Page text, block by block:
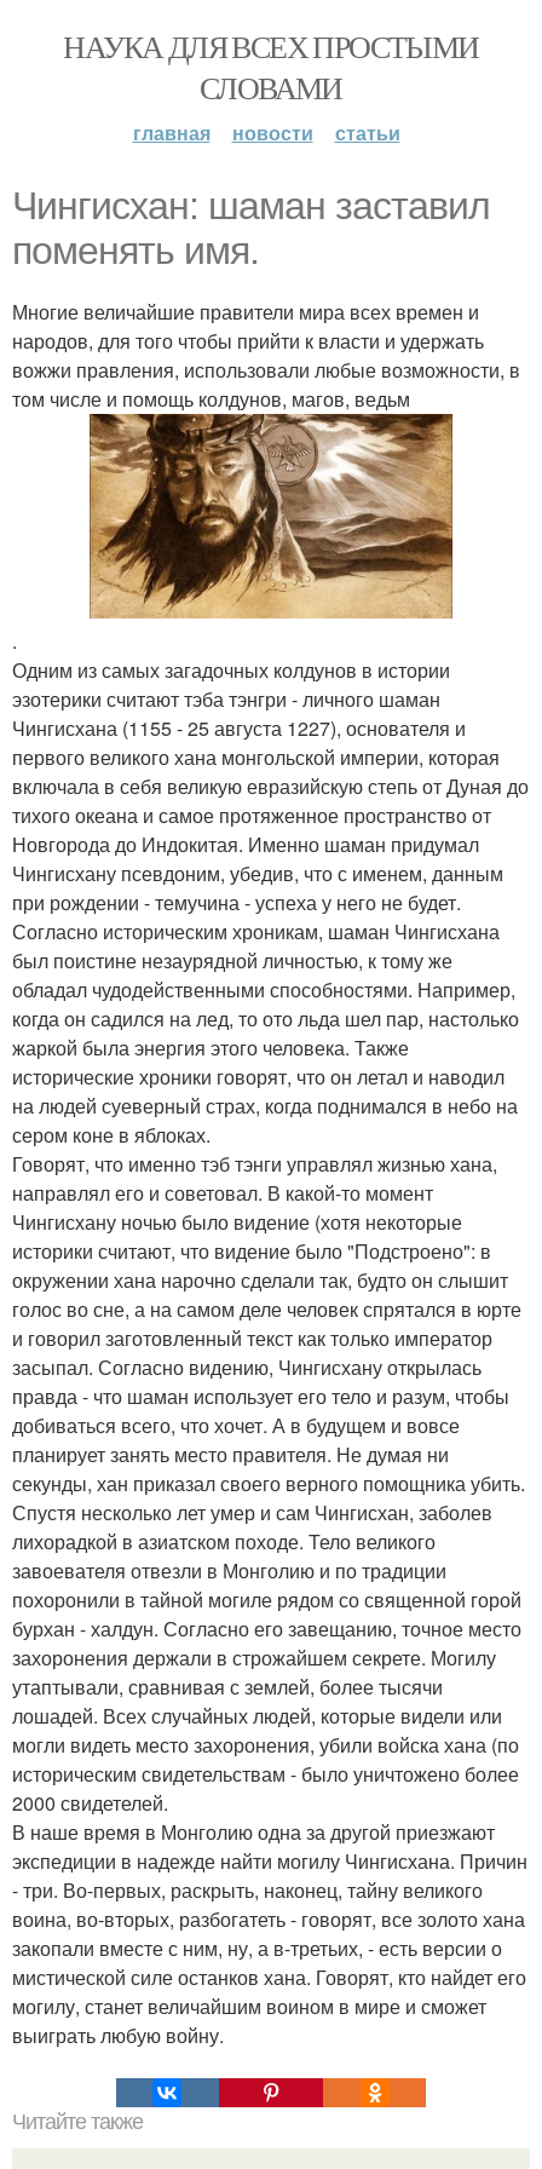
НАУКА ДЛЯ ВСЕХ ПРОСТЫМИ
СЛОВАМИ
главная новости статьи
Чингисхан: шаман заставил
поменять имя.
Многие величайшие правители мира всех времен и
народов, для того чтобы прийти к власти и удержать
вожжи правления, использовали любые возможности, в
том числе и помощь колдунов, магов, ведьм
.
Одним из самых загадочных колдунов в истории
эзотерики считают тэба тэнгри - личного шаман
Чингисхана (1155 - 25 августа 1227), основателя и
первого великого хана монгольской империи, которая
включала в себя великую евразийскую степь от Дуная до
тихого океана и самое протяженное пространство от
Новгорода до Индокитая. Именно шаман придумал
Чингисхану псевдоним, убедив, что с именем, данным
при рождении - темучина - успеха у него не будет.
Согласно историческим хроникам, шаман Чингисхана
был поистине незаурядной личностью, к тому же
обладал чудодейственными способностями. Например,
когда он садился на лед, то ото льда шел пар, настолько
жаркой была энергия этого человека. Также
исторические хроники говорят, что он летал и наводил
на людей суеверный страх, когда поднимался в небо на
сером коне в яблоках.
Говорят, что именно тэб тэнги управлял жизнью хана,
направлял его и советовал. В какой-то момент
Чингисхану ночью было видение (хотя некоторые
историки считают, что видение было "Подстроено": в
окружении хана нарочно сделали так, будто он слышит
голос во сне, а на самом деле человек спрятался в юрте
и говорил заготовленный текст как только император
засыпал. Согласно видению, Чингисхану открылась
правда - что шаман использует его тело и разум, чтобы
добиваться всего, что хочет. А в будущем и вовсе
планирует занять место правителя. Не думая ни
секунды, хан приказал своего верного помощника убить.
Спустя несколько лет умер и сам Чингисхан, заболев
лихорадкой в азиатском походе. Тело великого
завоевателя отвезли в Монголию и по традиции
похоронили в тайной могиле рядом со священной горой
бурхан - халдун. Согласно его завещанию, точное место
захоронения держали в строжайшем секрете. Могилу
утаптывали, сравнивая с землей, более тысячи
лошадей. Всех случайных людей, которые видели или
могли видеть место захоронения, убили войска хана (по
историческим свидетельствам - было уничтожено более
2000 свидетелей.
В наше время в Монголию одна за другой приезжают
экспедиции в надежде найти могилу Чингисхана. Причин
- три. Во-первых, раскрыть, наконец, тайну великого
воина, во-вторых, разбогатеть - говорят, все золото хана
закопали вместе с ним, ну, а в-третьих, - есть версии о
мистической силе останков хана. Говорят, кто найдет его
могилу, станет величайшим воином в мире и сможет
выиграть любую войну.
Читайте также